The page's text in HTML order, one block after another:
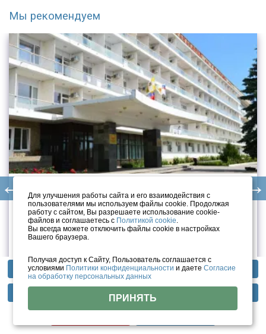
Профили лечения Фотогалерея Отзывы
Мы рекомендуем
Ставропольский край, г. Пятигорск, бульвар ...
от 6 600₽за чел/сутки
Смотреть цены
4.9/ 5 (8 отзывов)
Для улучшения работы сайта и его взаимодействия с
пользователями мы используем файлы cookie. Продолжая
работу с сайтом, Вы разрешаете использование cookie-
файлов и соглашаетесь с Политикой cookie.
Вы всегда можете отключить файлы cookie в настройках
Вашего браузера.
Получая доступ к Сайту, Пользователь соглашается с
условиями Политики конфиденциальности и даетеСогласие
на обработку персональных данных
ПРИНЯТЬ